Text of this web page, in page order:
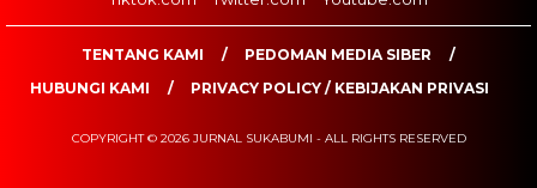
TENTANG KAMI
PEDOMAN MEDIA SIBER
HUBUNGI KAMI
PRIVACY POLICY / KEBIJAKAN PRIVASI
COPYRIGHT © 2026 JURNAL SUKABUMI - ALL RIGHTS RESERVED